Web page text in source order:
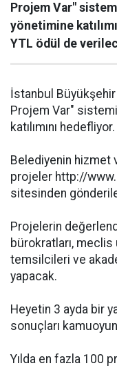
Projem Var"
yönetimine
YTL ödül de
İstanbul Büyükşehir
Projem Var"
katılımını hedefliyor.
Belediyenin hizmet
projeler http://
sitesinden
Projelerin
bürokratları,
temsilcileri ve
yapacak.
Heyetin 3 ayda bir
sonuçları
Yılda en fazla 100